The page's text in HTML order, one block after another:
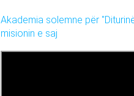
Akademia solemne për
misionin e saj